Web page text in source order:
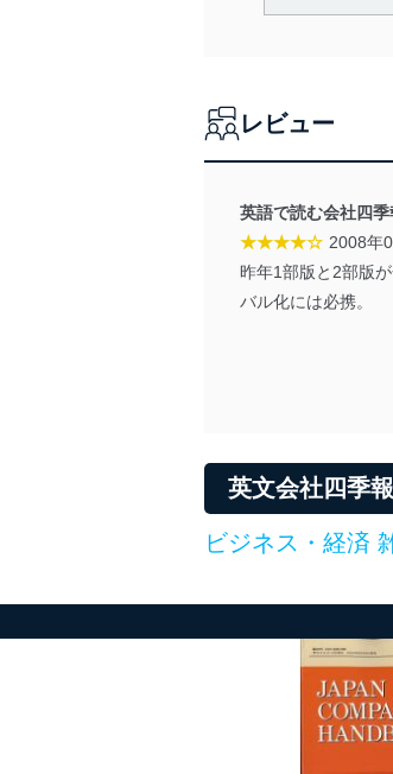
当社は、
令及びそ
個人情報
当社は、
個
アクセ
機
外部か
個
と
情報シ
メ
個人情報
レビュー
英語で読む会社四季
★★★★☆ 2008年
昨年1部版と2部版
バル化には必携。
英文会社四季
ビジネス・経済